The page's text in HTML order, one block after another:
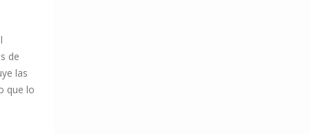
de
las
que lo